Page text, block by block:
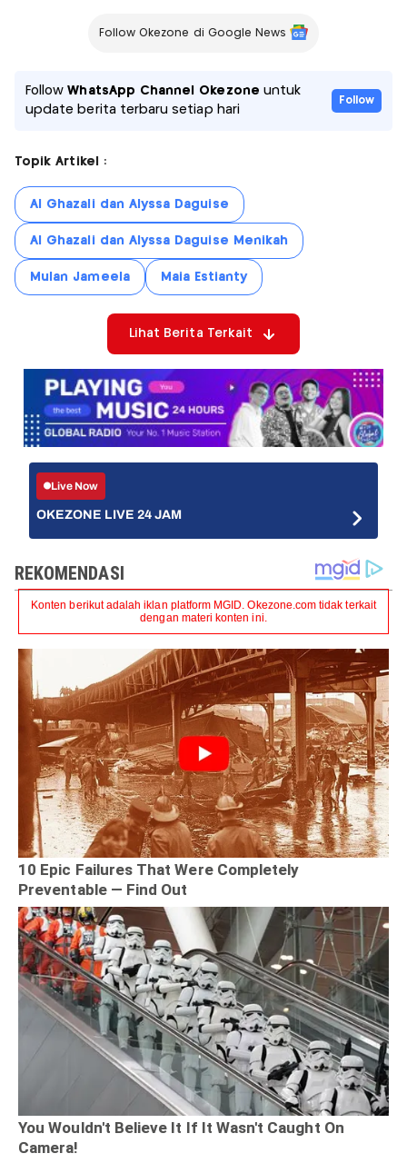
Follow Okezone di Google News
FollowWhatsApp Channel Okezone untuk
update berita terbaru setiap hari
Follow
Topik Artikel :
Al Ghazali dan Alyssa Daguise
Al Ghazali dan Alyssa Daguise Menikah
Mulan Jameela Maia Estianty
Lihat Berita Terkait
Live Now
OKEZONE LIVE 24 JAM